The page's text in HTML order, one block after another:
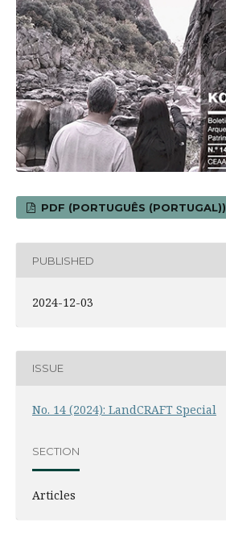
PDF (PORTUGUÊS (PORTUGAL))
PUBLISHED
2024-12-03
ISSUE
No. 14 (2024): LandCRAFT Special
SECTION
Articles